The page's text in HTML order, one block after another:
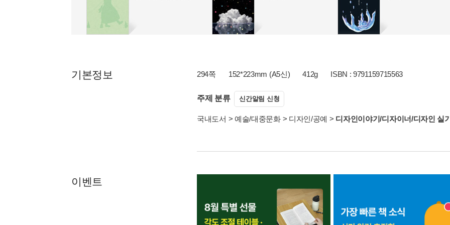
기본정보 294쪽 152*223mm (A5신) 412g ISBN : 9791159715563
주제 분류 신간알림 신청
국내도서 > 예술/대중문화> 디자인/공예 > 디자인이야기/디자이너/디자인 실
이벤트